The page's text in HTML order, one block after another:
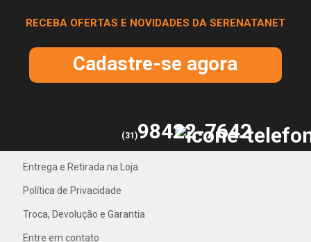
RECEBA OFERTAS E NOVIDADES DA SERENATANET
Cadastre-se agora
(31)98422-7642
4042-1018
Entrega e Retirada na Loja
Política de Privacidade
Troca, Devolução e Garantia
Entre em contato